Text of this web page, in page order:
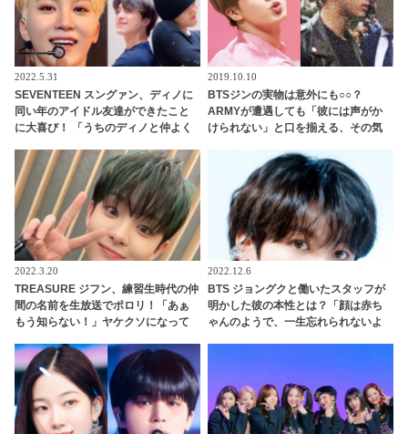
2022.5.31
SEVENTEEN スングァン、ディノに
同い年のアイドル友達ができたこと
に大喜び！ 「うちのディノと仲よく
て動画を再生しまくり！ ディノの友
達とはいったいダレ？
2019.10.10
BTSジンの実物は意外にも○○？
ARMYが遭遇しても「彼には声がか
けられない」と口を揃える、その気
2022.3.20
TREASURE ジフン、練習生時代の仲
間の名前を生放送でポロリ！「あぁ
もう知らない！」ヤケクソになって
豪華すぎる交友関係はいったい誰？
2022.12.6
BTS ジョングクと働いたスタッフが
明かした彼の本性とは？「顔は赤ち
ゃんのようで、一生忘れられないよ